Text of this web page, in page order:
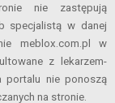
nie zastępują
specjalistą w danej
meblox.com.pl w
z lekarzem-
portalu nie ponoszą
na stronie.